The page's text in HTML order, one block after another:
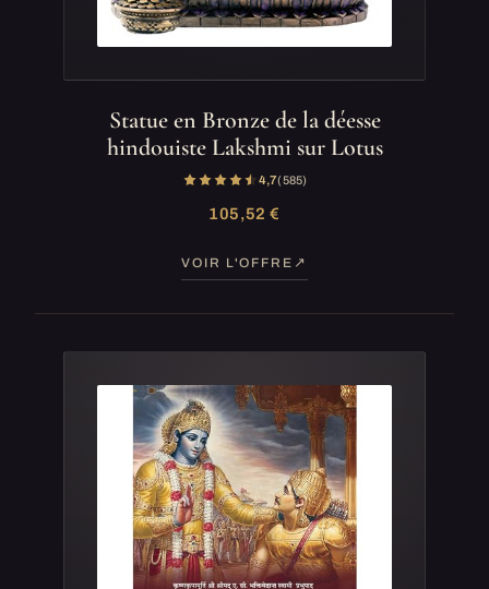
Statue en Bronze de la déesse
hindouiste Lakshmi sur Lotus
4,7(585)
105,52 €
VOIR L'OFFRE